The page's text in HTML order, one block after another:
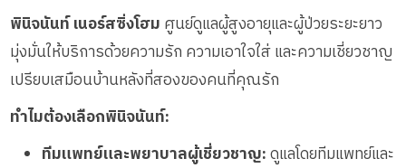
พินิจนันท์ เนอร์สซิ่งโฮม ศูนย์ดูแลผู้สูงอายุและผู้ป่วยระยะยาว
มุ่งมั่นให้บริการด้วยความรัก ความเอาใจใส่ และความเชี่ยวชาญ
เปรียบเสมือนบ้านหลังที่สองของคนที่คุณรัก
ทำไมต้องเลือกพินิจนันท์:
ทีมแพทย์และพยาบาลผู้เชี่ยวชาญ:ดูแลโดยทีมแพทย์และ